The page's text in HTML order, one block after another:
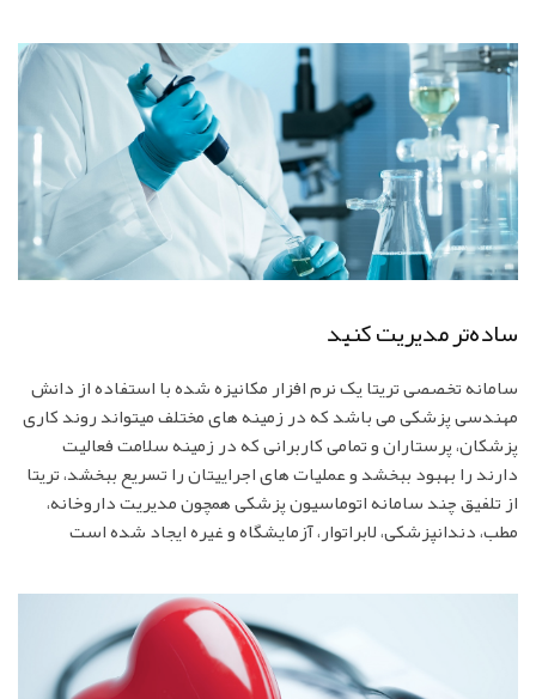
ساده‌تر مدیریت کنید
سامانه تخصصی تریتا یک نرم افزار مکانیزه شده با استفاده از دانش
مهندسی پزشکی می باشد که در زمینه های مختلف میتواند روند کاری
پزشکان، پرستاران و تمامی کاربرانی که در زمینه سلامت فعالیت
دارند را بهبود ببخشد و عملیات های اجراییتان را تسریع ببخشد، تریتا
از تلفیق چند سامانه اتوماسیون پزشکی همچون مدیریت داروخانه،
مطب، دندانپزشکی، لابراتوار، آزمایشگاه و غیره ایجاد شده است